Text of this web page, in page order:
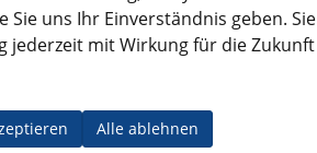
Ausstattung
Sie uns Ihr Einverständnis geben. Sie
jederzeit mit Wirkung für die Zukunft
Alle ablehnen